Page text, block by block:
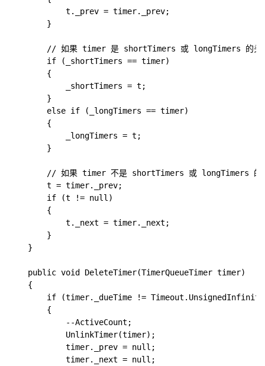
            t._prev = timer._prev;
        }
// 如果 timer 是 shortTimers 或 longTimers 的头
        if (_shortTimers == timer)
        {
            _shortTimers = t;
        }
        else if (_longTimers == timer)
        {
            _longTimers = t;
        }
// 如果 timer 不是 shortTimers 或 longTimers 的
        t = timer._prev;
        if (t != null)
        {
            t._next = timer._next;
        }
    }
    public void DeleteTimer(TimerQueueTimer timer)
    {
if (timer._dueTime !=
        {
            --ActiveCount;
            UnlinkTimer(timer);
            timer._prev = null;
            timer._next = null;